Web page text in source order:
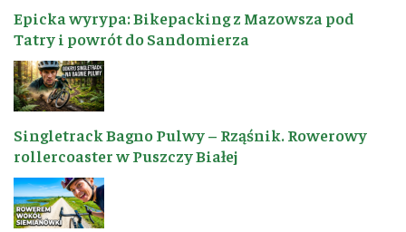
Epicka wyrypa: Bikepacking z Mazowsza pod
Tatry i powrót do Sandomierza
Singletrack Bagno Pulwy – Rząśnik. Rowerowy
rollercoaster w Puszczy Białej